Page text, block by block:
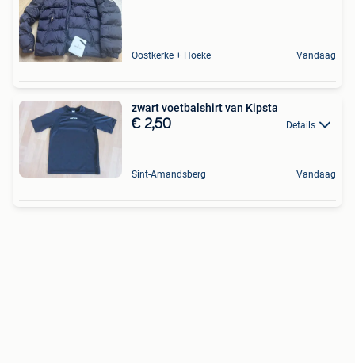
Oostkerke + Hoeke Vandaag
zwart voetbalshirt van Kipsta
€ 2,50 Details
Sint-Amandsberg Vandaag